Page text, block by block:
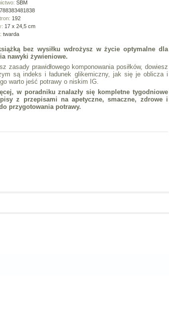
SBM
192
17 x 24,5 cm
twarda
bez wysiłku wdrożysz w życie optymalne dla
nawyki żywieniowe.
zasady prawidłowego komponowania posiłków, dowiesz
są indeks i ładunek glikemiczny, jak się je oblicza i
warto jeść potrawy o niskim IG.
w poradniku znalazły się kompletne tygodniowe
z przepisami na apetyczne, smaczne, zdrowe i
przygotowania potrawy.